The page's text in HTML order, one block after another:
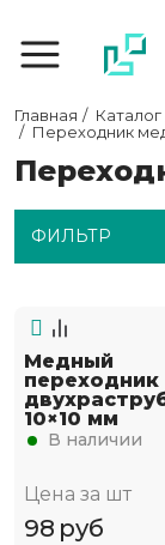
Главная Каталог
Переходник
ФИЛЬТР
Медный
переходник
10×10 мм
В наличии
Цена за шт
98 руб